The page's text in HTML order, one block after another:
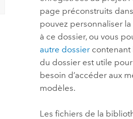
page préconstruits
pouvez personnaliser
à ce dossier, ou vous
autre dossier contenant
du dossier est utile
besoin d’accéder aux
modèles.
Les fichiers de la